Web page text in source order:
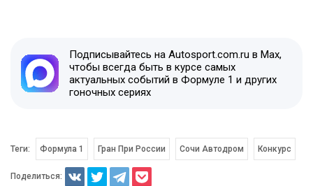
Подписывайтесь на Autosport.com.ru в Max,
чтобы всегда быть в курсе самых
актуальных событий в Формуле 1 и других
гоночных сериях
Теги: Формула 1 Гран При России Сочи Автодром Конкурс
Поделиться: